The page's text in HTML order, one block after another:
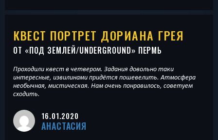
КВЕСТ ПОРТРЕТ ДОРИАНА ГРЕЯ
ОТ «ПОД ЗЕМЛЕЙ/UNDERGROUND» ПЕРМЬ
Проходили квест в четвером. Задания довольно таки
интересные, извилинами придётся пошевелить. Атмосфера
необычная, мистическая. Нам очень понравилось, советуем
сходить.
16.01.2020
АНАСТАСИЯ